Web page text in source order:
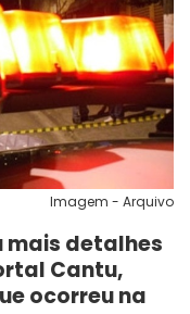
Imagem - Arquivo
mais detalhes
Cantu,
ocorreu na